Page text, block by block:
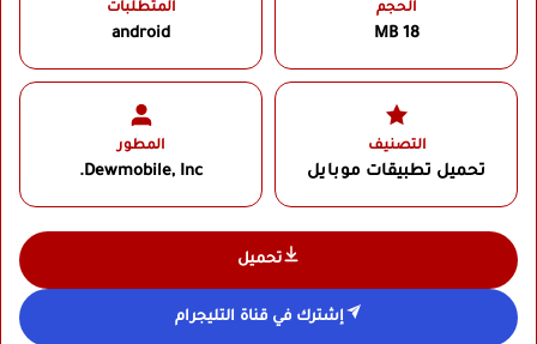
الحجم
18 MB
المتطلبات
android
التصنيف
تحميل تطبيقات موبايل
المطور
Dewmobile, Inc.‏
تحميل
إشترك في قناة التليجرام